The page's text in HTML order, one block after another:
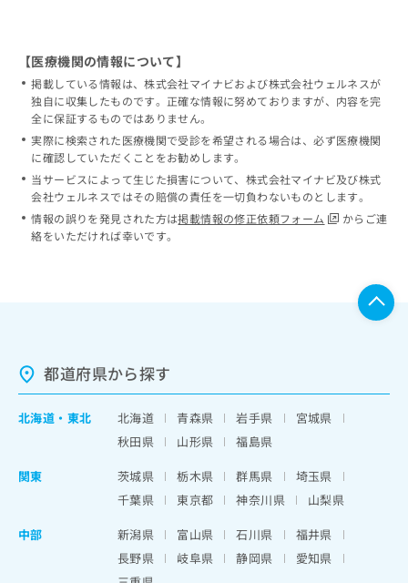
【医療機関の情報について】
掲載している情報は、株式会社マイナビおよび株式会社ウェルネスが
独自に収集したものです。正確な情報に努めておりますが、内容を完
全に保証するものではありません。
実際に検索された医療機関で受診を希望される場合は、必ず医療機関
に確認していただくことをお勧めします。
当サービスによって生じた損害について、株式会社マイナビ及び株式
会社ウェルネスではその賠償の責任を一切負わないものとします。
情報の誤りを発見された方は掲載情報の修正依頼フォーム
からご連
絡をいただければ幸いです。
都道府県から探す
北海道 ・ 東北 北海道 青森県 岩手県
宮城県
秋田県
山形県
福島県
関東
茨城県 栃木県 群馬県
埼玉県
千葉県
東京都 神奈川県
山梨県
中部
新潟県 富山県 石川県
福井県
長野県
岐阜県 静岡県
愛知県